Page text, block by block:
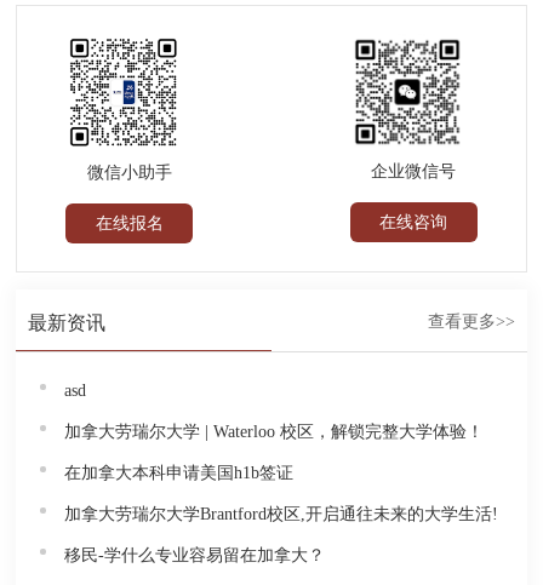
微信小助手
在线报名
企业微信号
在线咨询
最新资讯 查看更多>>
asd
加拿大劳瑞尔大学 | Waterloo 校区，解锁完整大学体验！
在加拿大本科申请美国h1b签证
加拿大劳瑞尔大学Brantford校区,开启通往未来的大学生活!
移民-学什么专业容易留在加拿大？